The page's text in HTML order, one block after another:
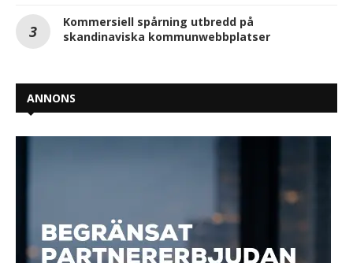
Kommersiell spårning utbredd på
skandinaviska kommunwebbplatser
ANNONS